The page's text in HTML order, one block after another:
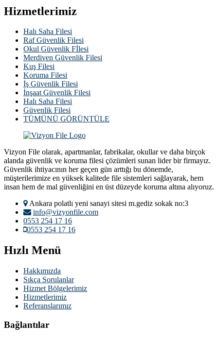
Hizmetlerimiz
Halı Saha Filesi
Raf Güvenlik Filesi
Okul Güvenlik Fİlesi
Merdiven Güvenlik Filesi
Kuş Filesi
Koruma Filesi
İş Güvenlik Filesi
İnşaat Güvenlik Filesi
Halı Saha Filesi
Güvenlik Filesi
TÜMÜNÜ GÖRÜNTÜLE
Vizyon File olarak, apartmanlar, fabrikalar, okullar ve daha birçok
alanda güvenlik ve koruma filesi çözümleri sunan lider bir firmayız.
Güvenlik ihtiyacının her geçen gün arttığı bu dönemde,
müşterilerimize en yüksek kalitede file sistemleri sağlayarak, hem
insan hem de mal güvenliğini en üst düzeyde koruma altına alıyoruz.
Ankara polatlı yeni sanayi sitesi m.gediz sokak no:3
info@vizyonfile.com
0553 254 17 16
0553 254 17 16
Hızlı Menü
Hakkımızda
Sıkça Sorulanlar
Hizmet Bölgelerimiz
Hizmetlerimiz
Referanslarımız
Bağlantılar